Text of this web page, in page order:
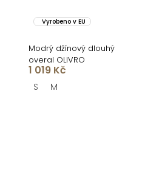
Vyrobeno v EU
Modrý džínový dlouhý
overal OLIVRO
1 019 Kč
S M